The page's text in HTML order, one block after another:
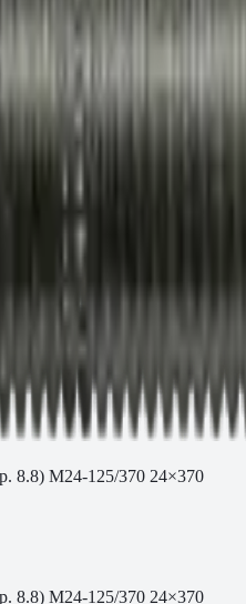
8.8) M24-125/370 24×370
8.8) M24-125/370 24×370